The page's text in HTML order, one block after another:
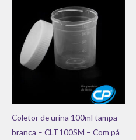
Coletor de urina 100ml tampa
branca – CLT100SM – Com pá